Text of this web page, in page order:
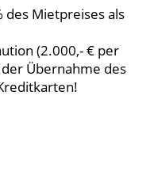
des Mietpreises als
(2.000,- € per
Übernahme des